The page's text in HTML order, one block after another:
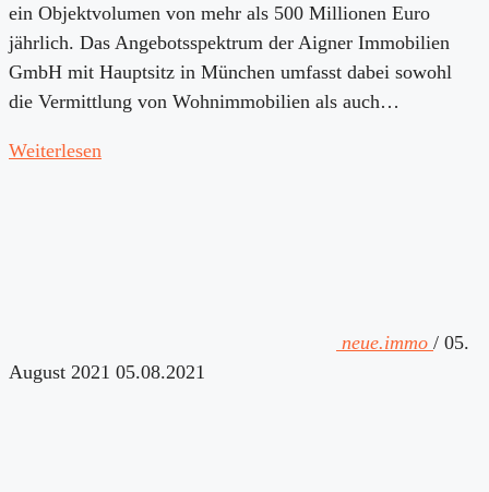
ein Objektvolumen von mehr als 500 Millionen Euro
jährlich. Das Angebotsspektrum der Aigner Immobilien
GmbH mit Hauptsitz in München umfasst dabei sowohl
die Vermittlung von Wohnimmobilien als auch…
Weiterlesen
neue.immo / 05.
August 2021 05.08.2021